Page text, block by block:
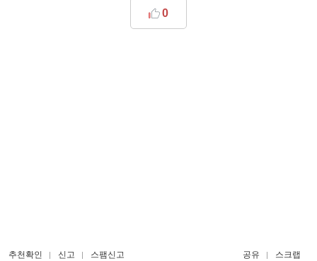
0
추천확인 신고 스팸신고 공유 스크랩